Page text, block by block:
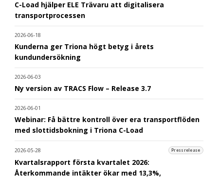
C-Load hjälper ELE Trävaru att digitalisera
transportprocessen
2026-06-18
Kunderna ger Triona högt betyg i årets
kundundersökning
2026-06-03
Ny version av TRACS Flow – Release 3.7
2026-06-01
Webinar: Få bättre kontroll över era transportflöden
med slottidsbokning i Triona C-Load
2026-05-28 Pressrelease
Kvartalsrapport första kvartalet 2026:
Återkommande intäkter ökar med 13,3%,